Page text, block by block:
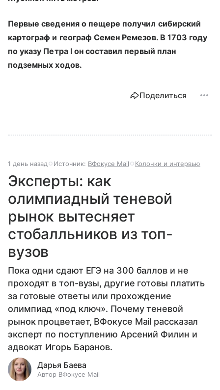
Первые сведения о пещере получил сибирский
картограф и географ Семен Ремезов. В 1703 году
по указу Петра I он составил первый план
подземных ходов.
Поделиться
1 день назад Источник: ВФокусе Mail Колонки и интервью
Эксперты: как
олимпиадный теневой
рынок вытесняет
стобалльников из топ-
вузов
Пока одни сдают ЕГЭ на 300 баллов и не
проходят в топ-вузы, другие готовы платить
за готовые ответы или прохождение
олимпиад «под ключ». Почему теневой
рынок процветает, ВФокусе Mail рассказал
эксперт по поступлению Арсений Филин и
адвокат Игорь Баранов.
Дарья Баева
Автор ВФокусе Mail